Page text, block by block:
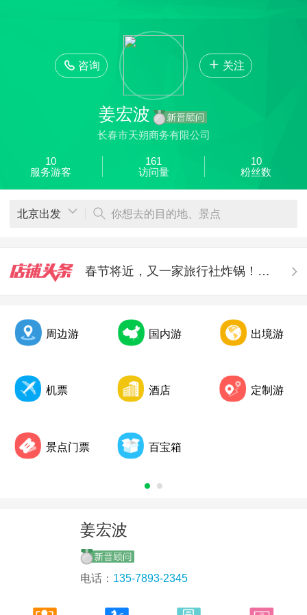
咨询 关注
姜宏波
长春市天朔商务有限公司
10
服务游客
161
访问量
10
粉丝数
北京出发 你想去的目的地、景点
春节将近，又一家旅行社炸锅！上海质行老板疑似跑路
周边游 国内游 出境游
机票 酒店 定制游
景点门票 百宝箱
姜宏波
电话： 135-7893-2345